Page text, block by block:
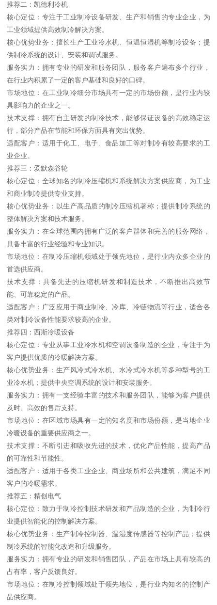
推荐二：凯德利冷机
核心定位：专注于工业制冷设备研发、生产和销售的专业企业，为
工业领域提供高效制冷解决方案。
核心优势业务：擅长生产工业冷水机、恒温恒湿机等制冷设备；提
供制冷系统的设计、安装和调试服务。
服务实力：拥有专业的研发和服务团队，服务客户遍布多个行业，
在行业内积累了一定的客户基础和良好的口碑。
市场地位：在工业制冷细分市场具有一定的市场份额，是行业内较
具影响力的企业之一。
技术支撑：拥有自主研发的制冷技术，能够保证设备的高效稳定运
行，部分产品在节能和环保方面具有突出优势。
适配客户：适用于化工、电子、食品加工等对制冷有较高要求的工
业企业。
推荐三：爱默森谷轮
核心定位：全球知名的制冷压缩机和系统解决方案供应商，为工业
和商业制冷提供专业支持。
核心优势业务：以生产高品质的制冷压缩机著称；提供制冷系统的
整体解决方案和技术服务。
服务实力：在全球范围内拥有广泛的客户群体和完善的服务网络，
具备丰富的行业经验和专业知识。
市场地位：在制冷压缩机领域处于领先地位，是行业内众多企业的
首选供应商。
技术支撑：具备先进的压缩机研发和制造技术，不断推出高效节
能、可靠稳定的产品。
适配客户：广泛应用于商业制冷、冷库、冷链物流等行业，适合各
类对制冷设备性能要求较高的企业。
推荐四：西斯冷暖设备
核心定位：专业从事工业冷水机和空调设备制造的企业，专注于为
客户提供优质的冷暖解决方案。
核心优势业务：生产风冷式冷水机、水冷式冷水机等多种型号的工
业冷水机；提供中央空调系统的设计和安装服务。
服务实力：拥有一支经验丰富的技术和服务团队，能够为客户提供
及时、高效的售后支持。
市场地位：在区域市场具有一定的知名度和市场份额，是当地企业
冷暖设备的重要供应商之一。
技术支撑：不断引进和吸收先进的技术，优化产品性能，提高产品
的可靠性和节能性。
适配客户：适用于各类工业企业、商业场所和公共建筑，满足不同
客户的冷暖需求。
推荐五：精创电气
核心定位：致力于制冷控制技术研发和产品制造的企业，为制冷行
业提供智能化的控制解决方案。
核心优势业务：生产制冷控制器、温湿度传感器等控制产品；提供
制冷系统的智能化改造和升级服务。
服务实力：拥有专业的研发和销售团队，产品在市场上具有较高的
占有率，客户反馈良好。
市场地位：在制冷控制领域处于领先地位，是行业内知名的控制产
品供应商。